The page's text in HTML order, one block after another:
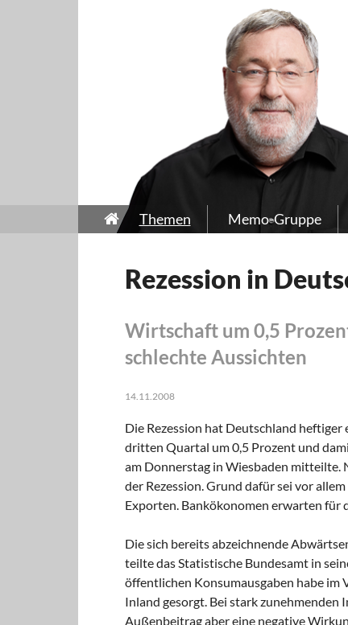
Themen Memo-Gruppe
Rezession in
Wirtschaft um 0,5
schlechte Aussichten
14.11.2008
Die Rezession hat Deutschland
dritten Quartal um 0,5 Prozent und
am Donnerstag in Wiesbaden
der Rezession. Grund dafür sei vor
Exporten. Bankökonomen erwarten für
Die sich bereits abzeichnende
teilte das Statistische Bundesamt in
öffentlichen Konsumausgaben habe im
Inland gesorgt. Bei stark zunehmenden
Außenbeitrag aber eine negative